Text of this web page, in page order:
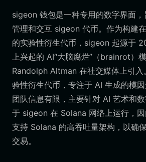
sigeon 钱包是一种专用的数字界面，
管理和交互 sigeon 代币。作为构建
的实验性衍生代币，sigeon 起源于
上兴起的 AI“大脑腐烂”（brainrot）
Randolph Altman 在社交媒体上引入
验性衍生代币，专注于 AI 生成的模因
团队信息有限，主要针对 AI 艺术和
于 sigeon 在 Solana 网络上运行，
支持 Solana 的高吞吐量架构，以确
交易。